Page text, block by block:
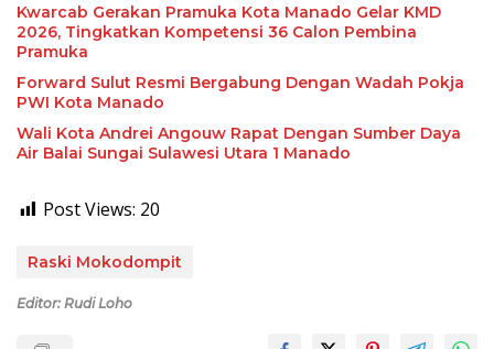
Kwarcab Gerakan Pramuka Kota Manado Gelar KMD
2026, Tingkatkan Kompetensi 36 Calon Pembina
Pramuka
Forward Sulut Resmi Bergabung Dengan Wadah Pokja
PWI Kota Manado
Wali Kota Andrei Angouw Rapat Dengan Sumber Daya
Air Balai Sungai Sulawesi Utara 1 Manado
Post Views: 20
Raski Mokodompit
Editor: Rudi Loho